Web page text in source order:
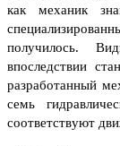
как механик
получилось.
впоследствии
разработанный
семь
соответствуют